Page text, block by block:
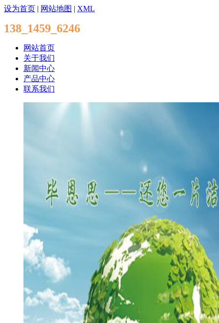
设为首页 | 网站地图 | XML
138_1459_6246
网站首页
关于我们
新闻中心
产品中心
联系我们